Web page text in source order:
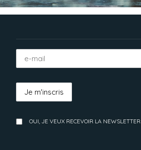
OUI, JE VEUX RECEVOIR LA NEWSLETTER